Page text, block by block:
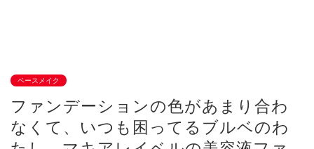
ベースメイク
ファンデーションの色があまり合わ
なくて、いつも困ってるブルベのわ